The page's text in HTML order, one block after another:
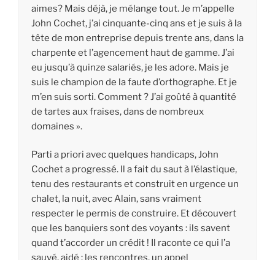
aimes? Mais déjà, je mélange tout. Je m’appelle
John Cochet, j’ai cinquante-cinq ans et je suis à la
tête de mon entreprise depuis trente ans, dans la
charpente et l’agencement haut de gamme. J’ai
eu jusqu’à quinze salariés, je les adore. Mais je
suis le champion de la faute d’orthographe. Et je
m’en suis sorti. Comment ? J’ai goûté à quantité
de tartes aux fraises, dans de nombreux
domaines ».
Parti a priori avec quelques handicaps, John
Cochet a progressé. Il a fait du saut à l’élastique,
tenu des restaurants et construit en urgence un
chalet, la nuit, avec Alain, sans vraiment
respecter le permis de construire. Et découvert
que les banquiers sont des voyants : ils savent
quand t’accorder un crédit ! Il raconte ce qui l’a
sauvé, aidé : les rencontres, un appel